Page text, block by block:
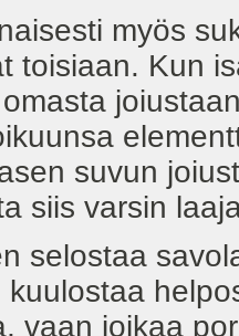
myös
toisiaan. Kun
suvun
siis varsin
selostaa
vaan joikaa